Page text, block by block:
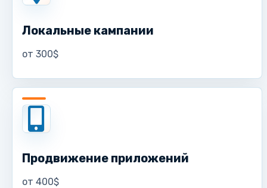
Локальные кампании
от 300$
Продвижение приложений
от 400$